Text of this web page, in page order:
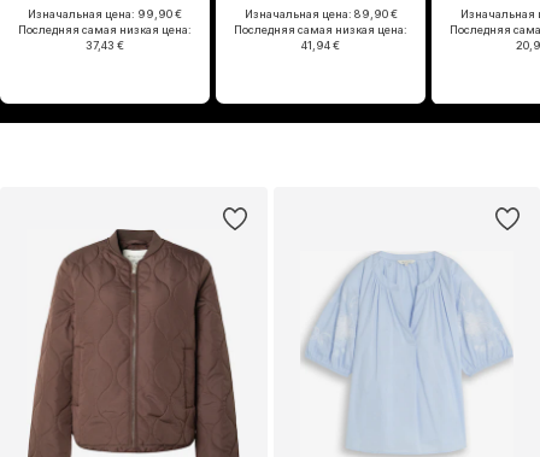
Изначальная цена: 99,90 €
Последняя самая низкая цена:
37,43 €
Изначальная цена: 89,90 €
Последняя самая низкая цена:
41,94 €
Изначальная
Последняя